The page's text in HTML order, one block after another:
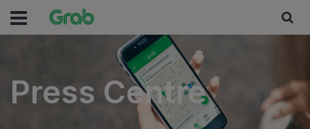
Press Centre
Press Centre